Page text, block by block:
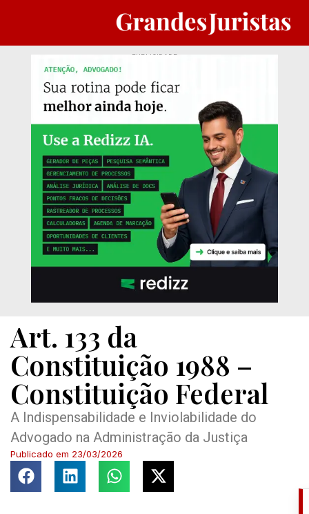
PUBLICIDADE
Art. 133 da
Constituição 1988 –
Constituição Federal
A Indispensabilidade e Inviolabilidade do
Advogado na Administração da Justiça
Publicado em 23/03/2026